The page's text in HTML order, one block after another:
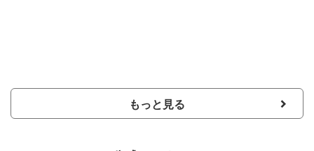
もっと見る